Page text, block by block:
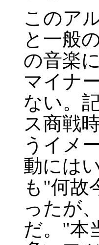
このア
と一般
の音楽
マイナ
ない。
ス商戦
うイメ
動には
も"何故
ったが
だ。"本